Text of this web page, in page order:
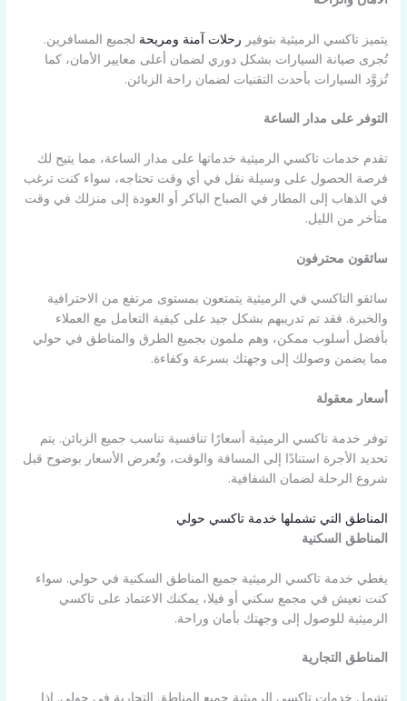
يتميز تاكسي الرميثية بتوفير رحلات آمنة ومريحة لجميع المسافرين.
تُجرى صيانة السيارات بشكل دوري لضمان أعلى معايير الأمان، كما
تُزوَّد السيارات بأحدث التقنيات لضمان راحة الزبائن.
التوفر على مدار الساعة
تقدم خدمات تاكسي الرميثية خدماتها على مدار الساعة، مما يتيح لك
فرصة الحصول على وسيلة نقل في أي وقت تحتاجه، سواء كنت ترغب
في الذهاب إلى المطار في الصباح الباكر أو العودة إلى منزلك في وقت
متأخر من الليل.
سائقون محترفون
سائقو التاكسي في الرميثية يتمتعون بمستوى مرتفع من الاحترافية
والخبرة. فقد تم تدريبهم بشكل جيد على كيفية التعامل مع العملاء
بأفضل أسلوب ممكن، وهم ملمون بجميع الطرق والمناطق في حولي
مما يضمن وصولك إلى وجهتك بسرعة وكفاءة.
أسعار معقولة
توفر خدمة تاكسي الرميثية أسعارًا تنافسية تناسب جميع الزبائن. يتم
تحديد الأجرة استنادًا إلى المسافة والوقت، وتُعرض الأسعار بوضوح قبل
شروع الرحلة لضمان الشفافية.
المناطق التي تشملها خدمة تاكسي حولي
المناطق السكنية
يغطي خدمة تاكسي الرميثية جميع المناطق السكنية في حولي. سواء
كنت تعيش في مجمع سكني أو فيلا، يمكنك الاعتماد على تاكسي
الرميثية للوصول إلى وجهتك بأمان وراحة.
المناطق التجارية
تشمل خدمات تاكسي الرميثية جميع المناطق التجارية في حولي. إذا